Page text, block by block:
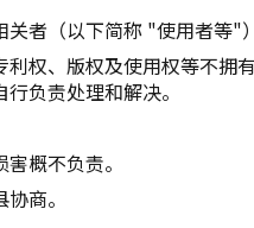
者（以下简称 "使用者等"
权、版权及使用权等不拥
负责处理和解决。
概不负责。
商。